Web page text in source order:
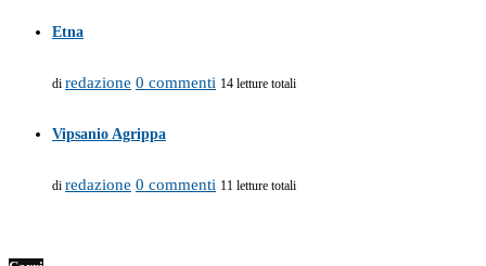
Etna
di redazione 0 commenti 14 letture totali
Vipsanio Agrippa
di redazione 0 commenti 11 letture totali